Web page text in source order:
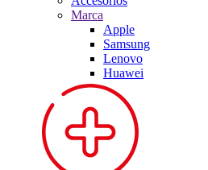
Marca
Apple
Samsung
Lenovo
Huawei